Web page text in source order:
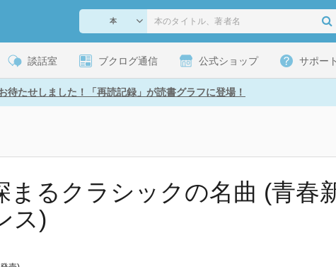
談話室 ブクログ通信 公式ショップ サポート
待たせしました！「再読記録」が読書グラフに登場！
まるクラシックの名曲 (青春
ス)